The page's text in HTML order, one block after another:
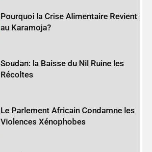
Pourquoi la Crise Alimentaire Revient
au Karamoja?
Soudan: la Baisse du Nil Ruine les
Récoltes
Le Parlement Africain Condamne les
Violences Xénophobes